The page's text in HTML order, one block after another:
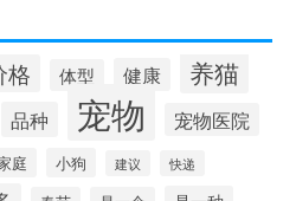
格 体型 健康 养猫
品种 宠物 宠物医院
庭 小狗 建议 快递